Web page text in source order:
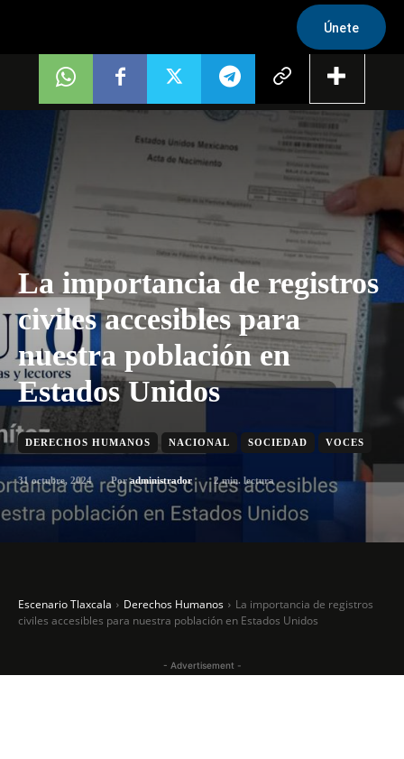
Únete
La importancia de registros
civiles accesibles para
nuestra población en
Estados Unidos
DERECHOS HUMANOS NACIONAL SOCIEDAD VOCES
31 octubre, 2024 Por administrador 2min. lectura
Escenario Tlaxcala Derechos Humanos
La importancia de registros
civiles accesibles para nuestra población en Estados Unidos
- Advertisement -